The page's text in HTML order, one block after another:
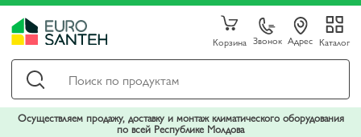
Корзина Звонок Адрес Каталог
Осуществляем продажу, доставку и монтаж климатического оборудования
по всей Республике Молдова